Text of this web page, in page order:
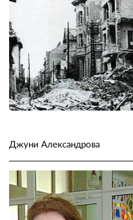
Джуни Александрова